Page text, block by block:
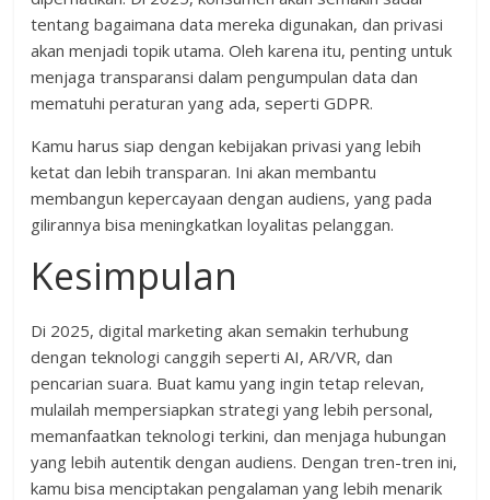
tentang bagaimana data mereka digunakan, dan privasi
akan menjadi topik utama. Oleh karena itu, penting untuk
menjaga transparansi dalam pengumpulan data dan
mematuhi peraturan yang ada, seperti GDPR.
Kamu harus siap dengan kebijakan privasi yang lebih
ketat dan lebih transparan. Ini akan membantu
membangun kepercayaan dengan audiens, yang pada
gilirannya bisa meningkatkan loyalitas pelanggan.
Kesimpulan
Di 2025, digital marketing akan semakin terhubung
dengan teknologi canggih seperti AI, AR/VR, dan
pencarian suara. Buat kamu yang ingin tetap relevan,
mulailah mempersiapkan strategi yang lebih personal,
memanfaatkan teknologi terkini, dan menjaga hubungan
yang lebih autentik dengan audiens. Dengan tren-tren ini,
kamu bisa menciptakan pengalaman yang lebih menarik